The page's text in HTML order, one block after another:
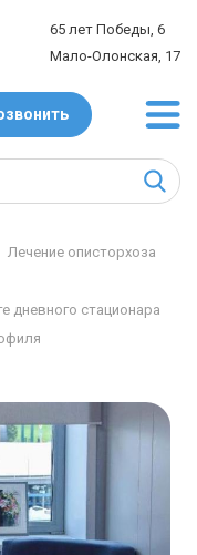
65 лет Победы, 6
Мало-Олонская, 17
Лечение описторхоза
дневного стационара